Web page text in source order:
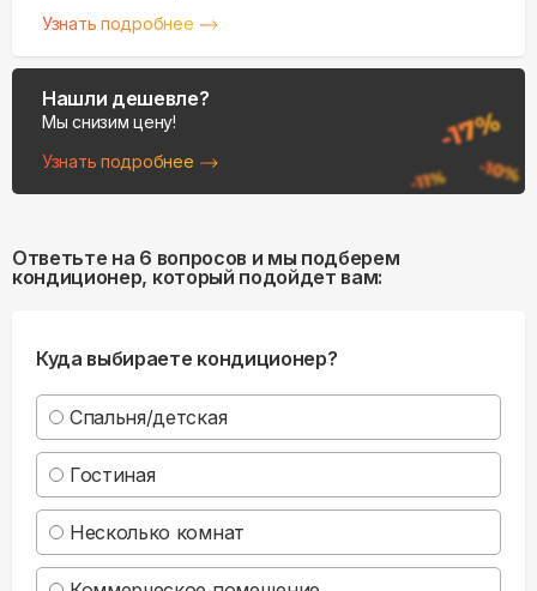
Узнать подробнее
Нашли дешевле?
Мы снизим цену!
Узнать подробнее
Ответьте на 6 вопросов и мы подберем
кондиционер, который подойдет вам:
Куда выбираете кондиционер?
Спальня/детская
Гостиная
Несколько комнат